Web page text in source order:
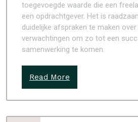
toegevoegde waarde die een
een opdrachtgever. Het is
duidelijke afspraken te maken
verwachtingen om zo tot een
samenwerking te komen.
Read More